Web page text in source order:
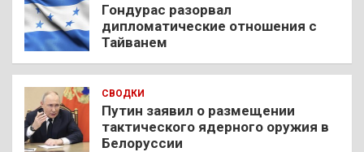
Гондурас разорвал
дипломатические отношения с
Тайванем
СВОДКИ
Путин заявил о размещении
тактического ядерного оружия в
Белоруссии